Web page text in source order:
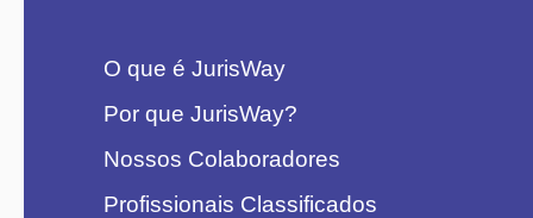
O que é JurisWay
Por que JurisWay?
Nossos Colaboradores
Profissionais Classificados